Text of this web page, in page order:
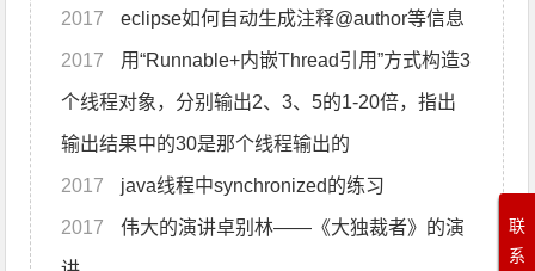
2017 eclipse如何自动生成注释@author等信息
2017
个线程对象，分别输出2、3、5的1-20倍，指出
输出结果中的30是那个线程输出的
2017 java线程中synchronized的练习
2017 伟大的演讲卓别林——《大独裁者》的演
联
系